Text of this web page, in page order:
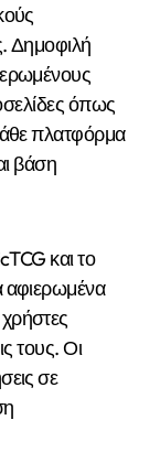
Δημοφιλή
όπως
πλατφόρμα
βάση
και το
αφιερωμένα
τους. Οι
σε